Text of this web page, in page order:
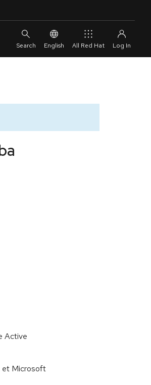
English All Red Hat
Active
et Microsoft